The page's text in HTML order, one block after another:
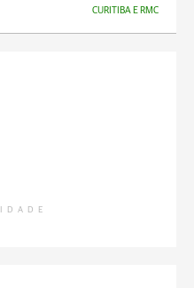
CURITIBA E RMC